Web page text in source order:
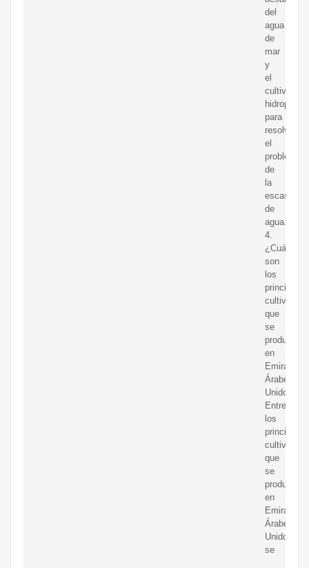
del
agua
de
mar
y
el
cultivo
para
resolver
el
problema
de
la
escasez
de
agua.
4.
¿Cuáles
son
los
principales
cultivos
que
se
producen
en
Emiratos
Árabes
Unidos?
Entre
los
principales
cultivos
que
se
producen
en
Emiratos
Árabes
Unidos
se